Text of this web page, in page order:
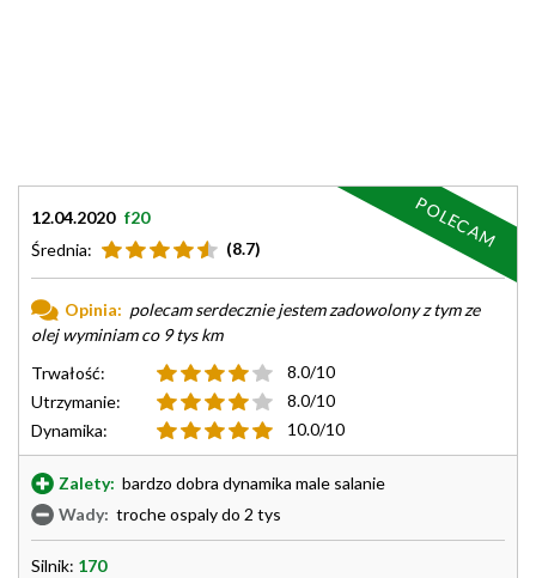
12.04.2020 f20
Średnia:
(8.7)
Opinia: polecam serdecznie jestem zadowolony z tym ze
olej wyminiam co 9 tys km
Trwałość:
8.0/10
Utrzymanie:
8.0/10
Dynamika:
10.0/10
Zalety: bardzo dobra dynamika male salanie
Wady: troche ospaly do 2 tys
Silnik: 170
POLECAM